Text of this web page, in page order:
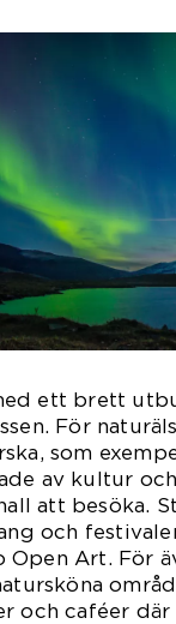
ett brett
För
som
av kultur
att besöka.
och
Open Art. För
och caféer